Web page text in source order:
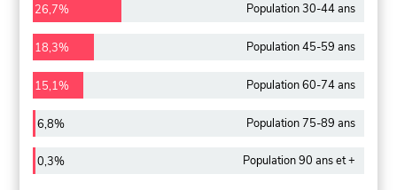
26,7% Population 30-44 ans
18,3% Population 45-59 ans
15,1% Population 60-74 ans
6,8% Population 75-89 ans
0,3% Population 90 ans et +